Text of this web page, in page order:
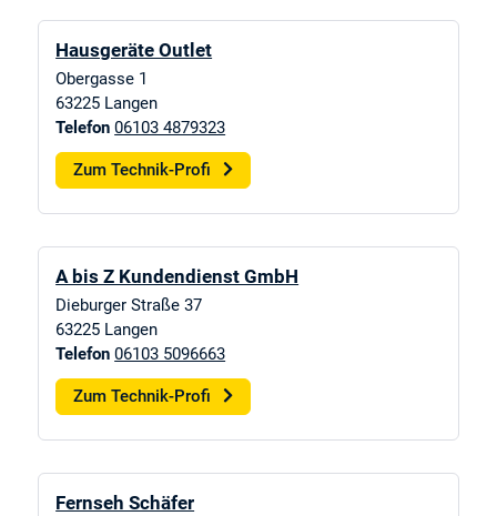
Hausgeräte Outlet
Obergasse 1
63225 Langen
Telefon 06103 4879323
Zum Technik-Profi
A bis Z Kundendienst GmbH
Dieburger Straße 37
63225 Langen
Telefon 06103 5096663
Zum Technik-Profi
Fernseh Schäfer